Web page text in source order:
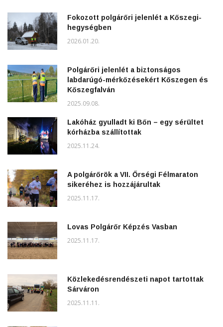
Fokozott polgárőri jelenlét a Kőszegi-
hegységben
2026.01.20.
Polgárőri jelenlét a biztonságos
labdarúgó-mérkőzésekért Kőszegen és
Kőszegfalván
2025.09.08.
Lakóház gyulladt ki Bőn – egy sérültet
kórházba szállítottak
2025.11.24.
A polgárőrök a VII. Őrségi Félmaraton
sikeréhez is hozzájárultak
2025.11.17.
Lovas Polgárőr Képzés Vasban
2025.11.17.
Közlekedésrendészeti napot tartottak
Sárváron
2025.11.11.